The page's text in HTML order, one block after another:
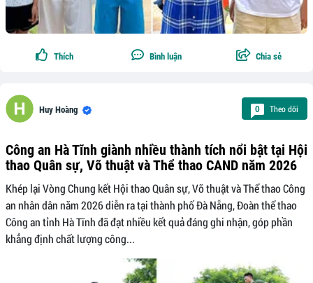
Thích Bình luận Chia sẻ
Huy Hoàng 0 Theo dõi
Công an Hà Tĩnh giành nhiều thành tích nổi bật tại Hội
thao Quân sự, Võ thuật và Thể thao CAND năm 2026
Khép lại Vòng Chung kết Hội thao Quân sự, Võ thuật và Thể thao Công
an nhân dân năm 2026 diễn ra tại thành phố Đà Nẵng, Đoàn thể thao
Công an tỉnh Hà Tĩnh đã đạt nhiều kết quả đáng ghi nhận, góp phần
khẳng định chất lượng công...